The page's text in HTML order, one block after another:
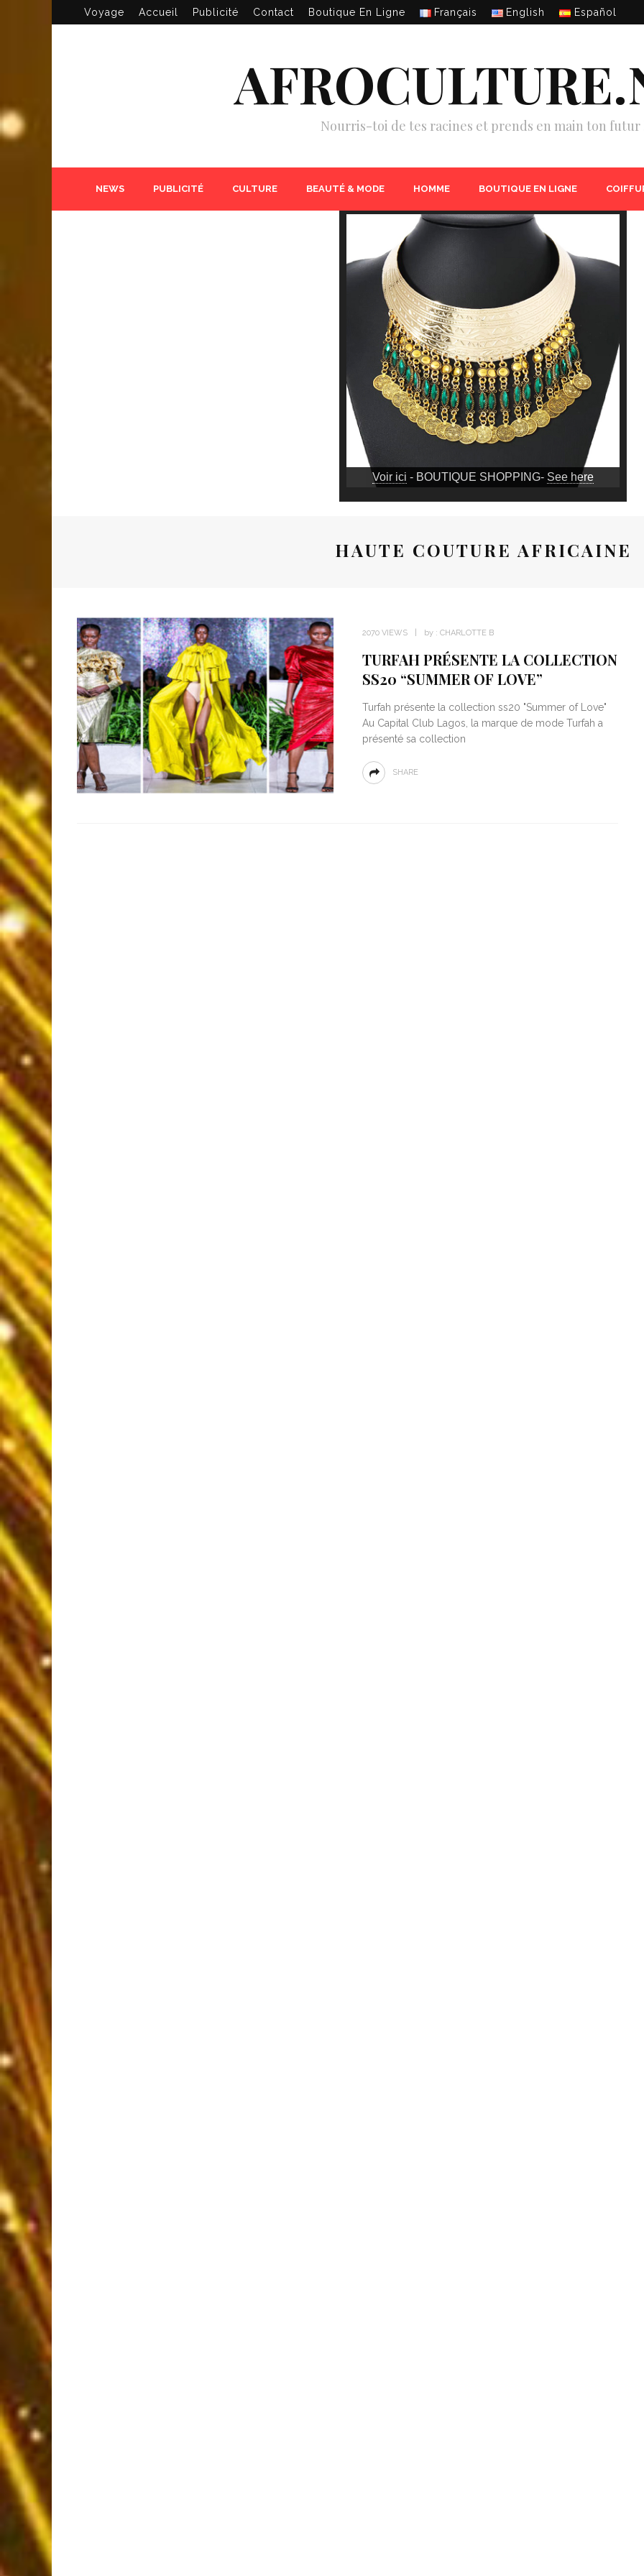
Voyage Accueil Publicité Contact Boutique En Ligne Français English Español
Nourris-toi de tes racines et prends en main ton futur
NEWS PUBLICITÉ CULTURE BEAUTÉ & MODE HOMME BOUTIQUE EN LIGNE
Voir ici - BOUTIQUE SHOPPING- See here
HAUTE COUTURE AFRICAINE
2070 VIEWS by : CHARLOTTE B
TURFAH PRÉSENTE LA COLLECTION
SS20 “SUMMER OF LOVE”
Turfah présente la collection ss20 "Summer of Love"
Au Capital Club Lagos, la marque de mode Turfah a
présenté sa collection
SHARE